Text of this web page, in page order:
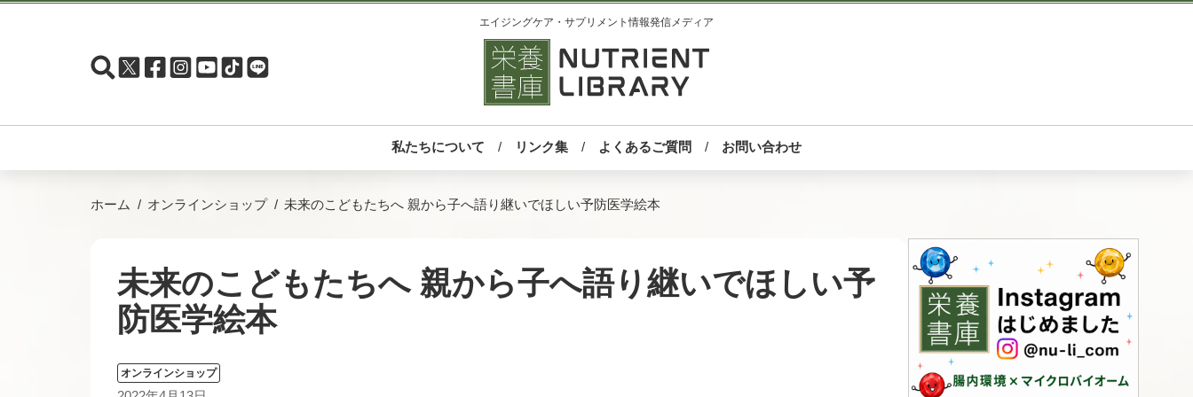
エイジングケア・サプリメント情報発信メディア
私たちについて リンク集 よくあるご質問 お問い合わせ
ホーム オンラインショップ 未来のこどもたちへ 親から子へ語り継いでほしい予防医学絵本
未来のこどもたちへ 親から子へ語り継いでほしい予
防医学絵本
オンラインショップ